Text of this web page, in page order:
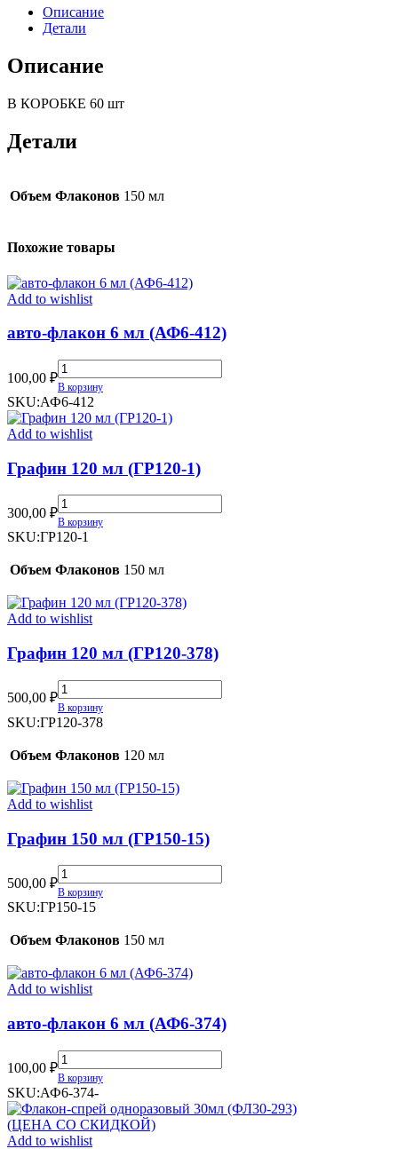
Описание
Детали
Описание
В КОРОБКЕ 60 шт
Детали
Объем Флаконов 150 мл
Похожие товары
Add to wishlist
авто-флакон 6 мл (АФ6-412)
100,00 ₽
авто-
флакон
6
мл
(АФ6-
quantity
В корзину
SKU:АФ6-412
Add to wishlist
Графин 120 мл (ГР120-1)
300,00 ₽
Графин
120
мл
1)
В корзину
SKU:ГР120-1
Объем Флаконов 150 мл
Add to wishlist
Графин 120 мл (ГР120-378)
500,00 ₽
Графин
120
мл
378)
В корзину
SKU:ГР120-378
Объем Флаконов 120 мл
Add to wishlist
Графин 150 мл (ГР150-15)
500,00 ₽
Графин
150
мл
15)
В корзину
SKU:ГР150-15
Объем Флаконов 150 мл
Add to wishlist
авто-флакон 6 мл (АФ6-374)
100,00 ₽
авто-
флакон
6
мл
(АФ6-
374)
В корзину
SKU:АФ6-374-
Add to wishlist